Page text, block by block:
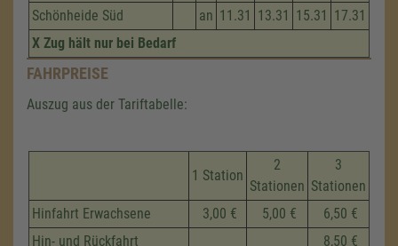
Schönheide Süd
an 11.31 13.31 15.31 17.31
X Zug hält nur bei Bedarf
FAHRPREISE
Auszug aus der Tariftabelle:
1 Station
2
Stationen
3
Stationen
Hinfahrt Erwachsene
3,00 € 5,00 €
6,50 €
Hin- und Rückfahrt
8,50 €